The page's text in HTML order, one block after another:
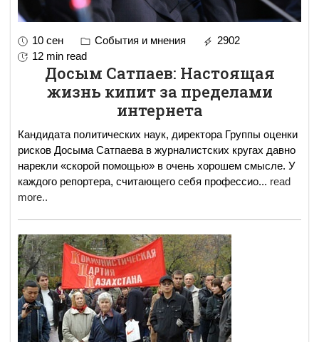
10 сен События и мнения
2902
12 min read
Досым Сатпаев: Настоящая
жизнь кипит за пределами
интернета
Кандидата политических наук, директора Группы оценки
рисков Досыма Сатпаева в журналистских кругах давно
нарекли «скорой помощью» в очень хорошем смысле. У
каждого репортера, считающего себя профессио... read
more..